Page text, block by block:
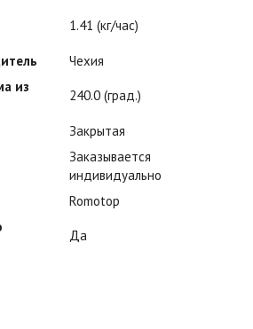
1.41 (кг/час)
Чехия
из
240.0 (град.)
Закрытая
Заказывается
индивидуально
Romotop
Да